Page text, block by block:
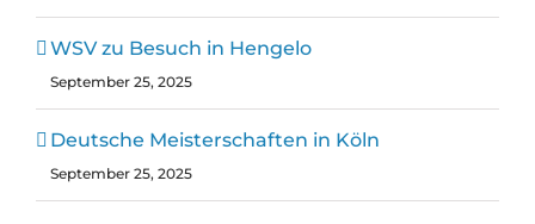
WSV zu Besuch in Hengelo
September 25, 2025
Deutsche Meisterschaften in Köln
September 25, 2025